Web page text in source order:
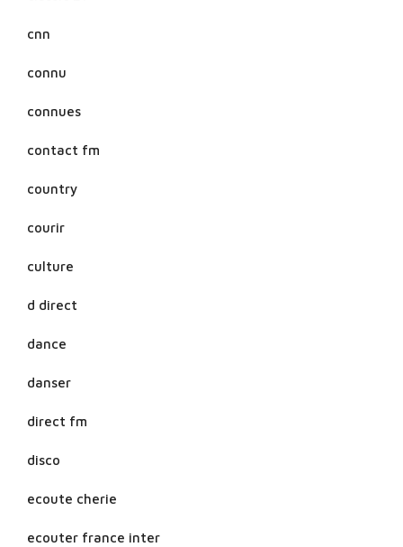
cnn
connu
connues
contact fm
country
courir
culture
d direct
dance
danser
direct fm
disco
ecoute cherie
ecouter france inter